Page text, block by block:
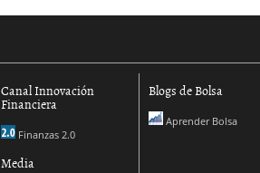
Canal Innovación
Financiera
Finanzas 2.0
Media
Blogs de Bolsa
Aprender Bolsa